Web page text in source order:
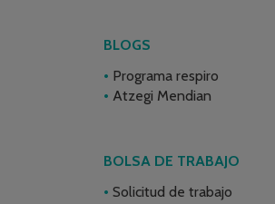
BLOGS
Programa respiro
Atzegi Mendian
BOLSA DE TRABAJO
Solicitud de trabajo